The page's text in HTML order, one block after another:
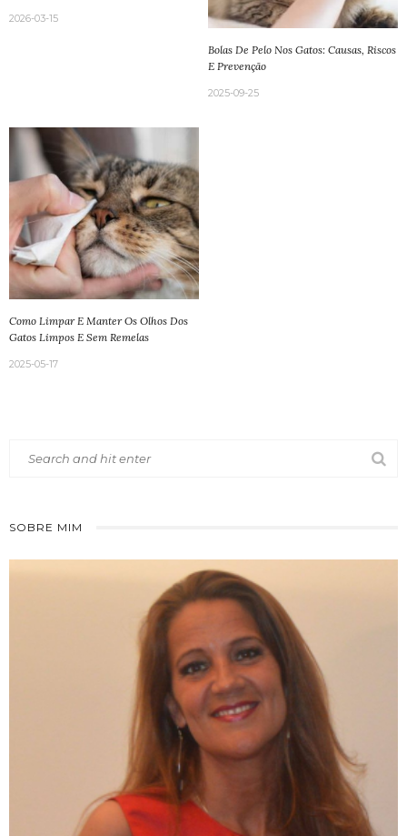
2026-03-15
Bolas De Pelo Nos Gatos: Causas, Riscos
E Prevenção
2025-09-25
Como Limpar E Manter Os Olhos Dos
Gatos Limpos E Sem Remelas
2025-05-17
SOBRE MIM